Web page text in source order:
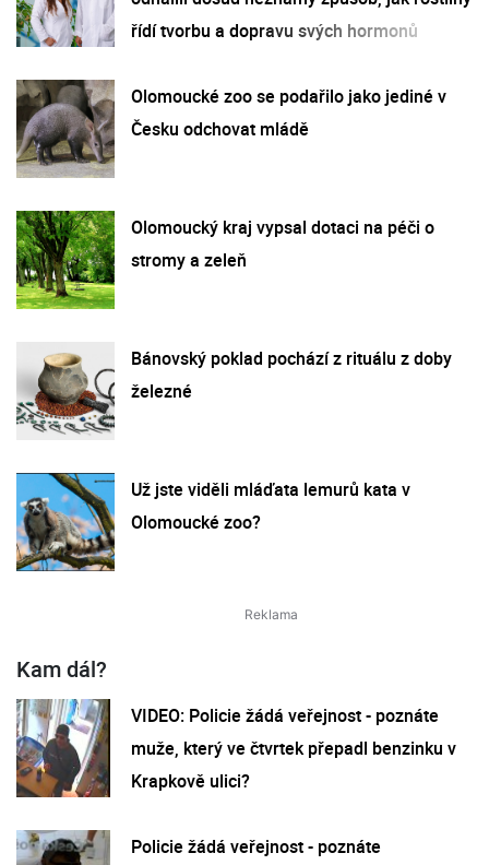
řídí tvorbu a dopravu svých hormonů
Olomoucké zoo se podařilo jako jediné v
Česku odchovat mládě
Olomoucký kraj vypsal dotaci na péči o
stromy a zeleň
Bánovský poklad pochází z rituálu z doby
železné
Už jste viděli mláďata lemurů kata v
Olomoucké zoo?
Kam dál?
VIDEO: Policie žádá veřejnost - poznáte
muže, který ve čtvrtek přepadl benzinku v
Krapkově ulici?
Policie žádá veřejnost - poznáte